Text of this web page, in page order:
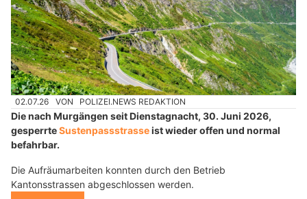
02.07.26 VON POLIZEI.NEWS REDAKTION
Die nach Murgängen seit Dienstagnacht, 30. Juni 2026,
gesperrteSustenpassstrasseist wieder offen und normal
befahrbar.
Die Aufräumarbeiten konnten durch den Betrieb
Kantonsstrassen abgeschlossen werden.